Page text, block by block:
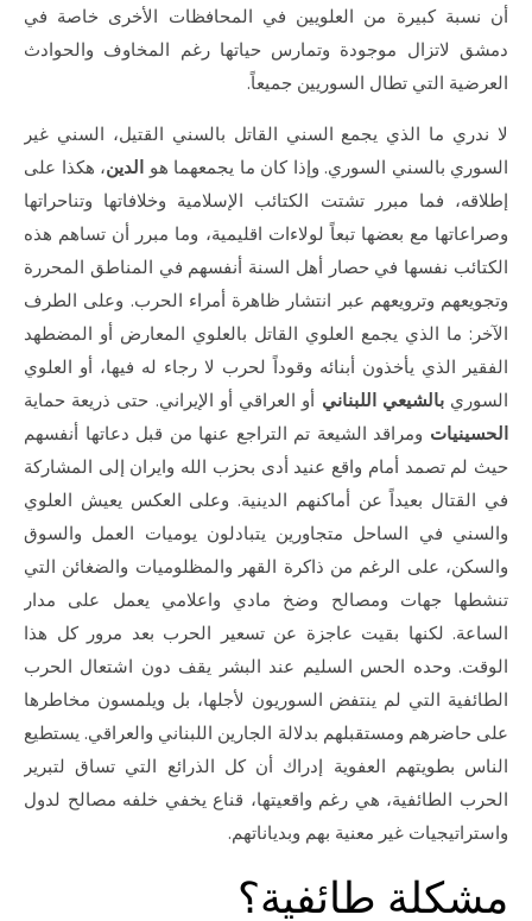
أن نسبة كبيرة من العلويين في المحافظات الأخرى خاصة في
دمشق لاتزال موجودة وتمارس حياتها رغم المخاوف والحوادث
العرضية التي تطال السوريين جميعاً.
لا ندري ما الذي يجمع السني القاتل بالسني القتيل، السني غير
السوري بالسني السوري. وإذا كان ما يجمعهما هو الدين، هكذا على
إطلاقه، فما مبرر تشتت الكتائب الإسلامية وخلافاتها وتناحراتها
وصراعاتها مع بعضها تبعاً لولاءات اقليمية، وما مبرر أن تساهم هذه
الكتائب نفسها في حصار أهل السنة أنفسهم في المناطق المحررة
وتجويعهم وترويعهم عبر انتشار ظاهرة أمراء الحرب. وعلى الطرف
الآخر: ما الذي يجمع العلوي القاتل بالعلوي المعارض أو المضطهد
الفقير الذي يأخذون أبنائه وقوداً لحرب لا رجاء له فيها، أو العلوي
السوري بالشيعي اللبناني أو العراقي أو الإيراني. حتى ذريعة حماية
الحسينيات ومراقد الشيعة تم التراجع عنها من قبل دعاتها أنفسهم
حيث لم تصمد أمام واقع عنيد أدى بحزب الله وايران إلى المشاركة
في القتال بعيداً عن أماكنهم الدينية. وعلى العكس يعيش العلوي
والسني في الساحل متجاورين يتبادلون يوميات العمل والسوق
والسكن، على الرغم من ذاكرة القهر والمظلوميات والضغائن التي
تنشطها جهات ومصالح وضخ مادي واعلامي يعمل على مدار
الساعة. لكنها بقيت عاجزة عن تسعير الحرب بعد مرور كل هذا
الوقت. وحده الحس السليم عند البشر يقف دون اشتعال الحرب
الطائفية التي لم ينتفض السوريون لأجلها، بل ويلمسون مخاطرها
على حاضرهم ومستقبلهم بدلالة الجارين اللبناني والعراقي. يستطيع
الناس بطويتهم العفوية إدراك أن كل الذرائع التي تساق لتبرير
الحرب الطائفية، هي رغم واقعيتها، قناع يخفي خلفه مصالح لدول
واستراتيجيات غير معنية بهم وبدياناتهم.
مشكلة طائفية؟